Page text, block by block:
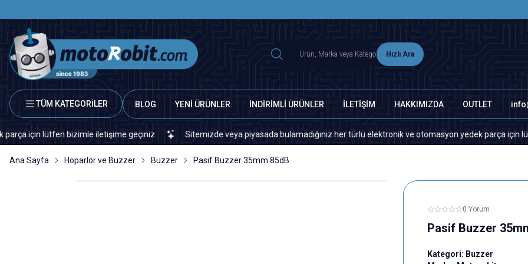
Hızlı Ara
TÜM KATEGORİLER BLOG YENİ ÜRÜNLER İNDİRİMLİ ÜRÜNLER İLETİŞİM HAKKIMIZDA OUTLET
lütfen bizimle iletişime geçiniz. Sitemizde veya piyasada bulamadığınız her türlü elektronik ve otomasyon yedek parça için lütfen
Ana Sayfa Hoparlör ve Buzzer Buzzer Pasif Buzzer 35mm 85dB
0 Yorum
Pasif Buzzer
Kategori: Buzzer